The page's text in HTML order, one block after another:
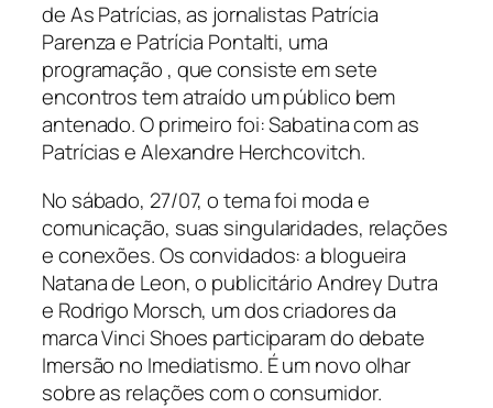
de As Patrícias, as jornalistas Patrícia
Parenza e Patrícia Pontalti, uma
programação , que consiste em sete
encontros tem atraído um público bem
antenado. O primeiro foi: Sabatina com as
Patrícias e Alexandre Herchcovitch.
No sábado, 27/07, o tema foi moda e
comunicação, suas singularidades, relações
e conexões. Os convidados: a blogueira
Natana de Leon, o publicitário Andrey Dutra
e Rodrigo Morsch, um dos criadores da
marca Vinci Shoes participaram do debate
Imersão no Imediatismo. É um novo olhar
sobre as relações com o consumidor.